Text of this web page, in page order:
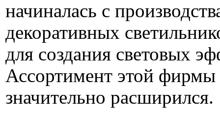
начиналась с
декоративных
для создания световых
Ассортимент этой фирмы
значительно расширился.